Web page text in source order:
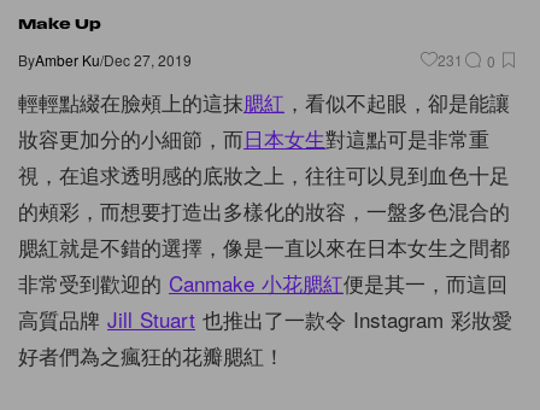
Make Up
ByAmber Ku/Dec 27, 2019 231 0
輕輕點綴在臉頰上的這抹腮紅 ，看似不起眼，卻是能讓
妝容更加分的小細節，而日本女生對這點可是非常重
視，在追求透明感的底妝之上，往往可以見到血色十足
的頰彩，而想要打造出多樣化的妝容，一盤多色混合的
腮紅就是不錯的選擇，像是一直以來在日本女生之間都
非常受到歡迎的 Canmake 小花腮紅便是其一，而這回
高質品牌 Jill Stuart 也推出了一款令 Instagram 彩妝愛
好者們為之瘋狂的花瓣腮紅！